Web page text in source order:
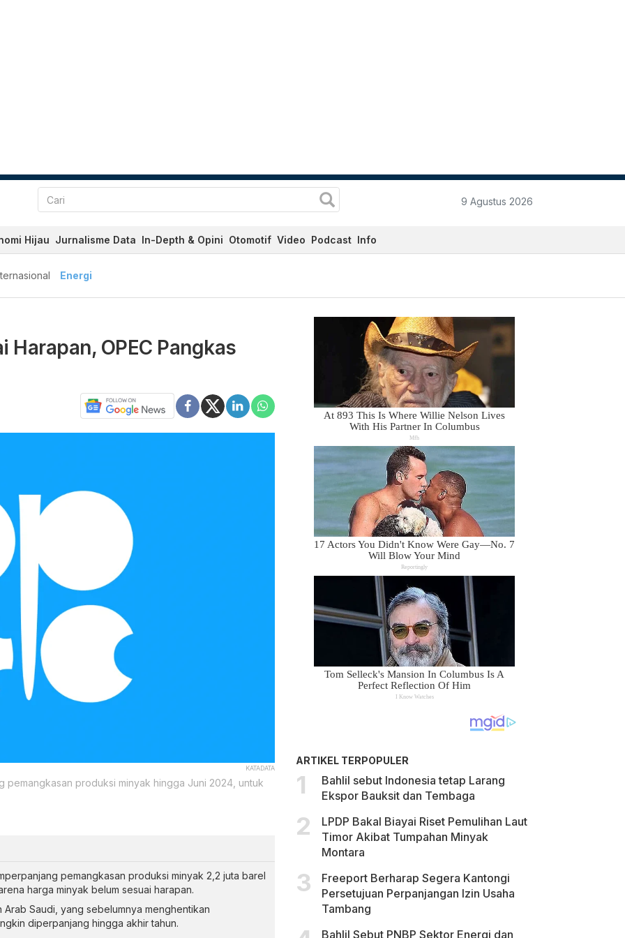
9 Agustus 2026
Hijau Jurnalisme Data In-Depth & Opini Otomotif Video Podcast Info
Energi
Harapan, OPEC Pangkas
KATADATA
pemangkasan produksi minyak hingga Juni 2024, untuk
pemangkasan produksi minyak 2,2 juta barel
harga minyak belum sesuai harapan.
Saudi, yang sebelumnya menghentikan
diperpanjang hingga akhir tahun.
ARTIKEL TERPOPULER
Bahlil sebut Indonesia tetap Larang
Ekspor Bauksit dan Tembaga
LPDP Bakal Biayai Riset Pemulihan Laut
Timor Akibat Tumpahan Minyak
Montara
Freeport Berharap Segera Kantongi
Persetujuan Perpanjangan Izin Usaha
Tambang
Bahlil Sebut PNBP Sektor Energi dan